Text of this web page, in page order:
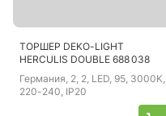
ТОРШЕР DEKO-LIGHT
HERCULIS DOUBLE 688 038
Германия, 2, 2, LED, 95, 3000K,
220-240, IP20